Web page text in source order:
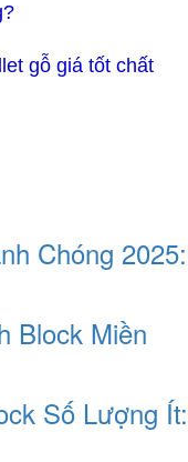
gỗ giá tốt chất
Chóng 2025:
Block Miền
Số Lượng Ít: